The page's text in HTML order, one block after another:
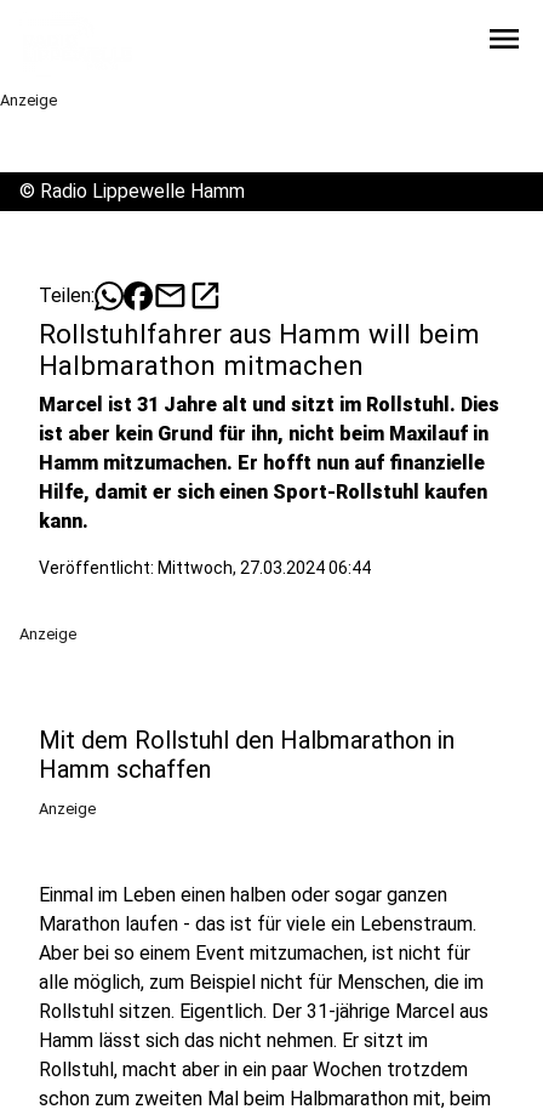
menu
Anzeige
© Radio Lippewelle Hamm
Teilen: mailopen_in_new
Rollstuhlfahrer aus Hamm will beim
Halbmarathon mitmachen
Marcel ist 31 Jahre alt und sitzt im Rollstuhl. Dies
ist aber kein Grund für ihn, nicht beim Maxilauf in
Hamm mitzumachen. Er hofft nun auf finanzielle
Hilfe, damit er sich einen Sport-Rollstuhl kaufen
kann.
Veröffentlicht: Mittwoch, 27.03.2024 06:44
Anzeige
Mit dem Rollstuhl den Halbmarathon in
Hamm schaffen
Anzeige
Einmal im Leben einen halben oder sogar ganzen
Marathon laufen - das ist für viele ein Lebenstraum.
Aber bei so einem Event mitzumachen, ist nicht für
alle möglich, zum Beispiel nicht für Menschen, die im
Rollstuhl sitzen. Eigentlich. Der 31-jährige Marcel aus
Hamm lässt sich das nicht nehmen. Er sitzt im
Rollstuhl, macht aber in ein paar Wochen trotzdem
schon zum zweiten Mal beim Halbmarathon mit, beim